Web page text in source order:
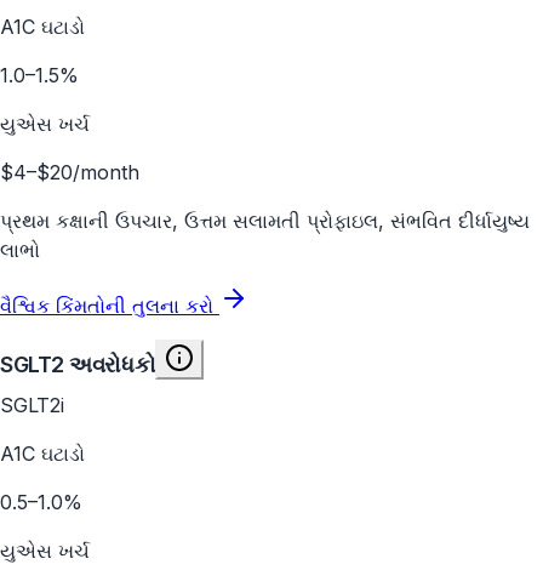
A1C ઘટાડો
1.0–1.5%
યુએસ ખર્ચ
$4–$20/month
પ્રથમ કક્ષાની ઉપચાર, ઉત્તમ સલામતી પ્રોફાઇલ, સંભવિત દીર્ધાયુષ્ય
લાભો
વૈશ્વિક કિંમતોની તુલના કરો
SGLT2 અવરોધકો
SGLT2i
A1C ઘટાડો
0.5–1.0%
યુએસ ખર્ચ